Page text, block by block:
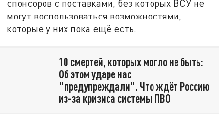
спонсоров с поставками, без которых ВСУ не
могут воспользоваться возможностями,
которые у них пока ещё есть.
10 смертей, которых могло не быть:
Об этом ударе нас
"предупреждали". Что ждёт Россию
из-за кризиса системы ПВО